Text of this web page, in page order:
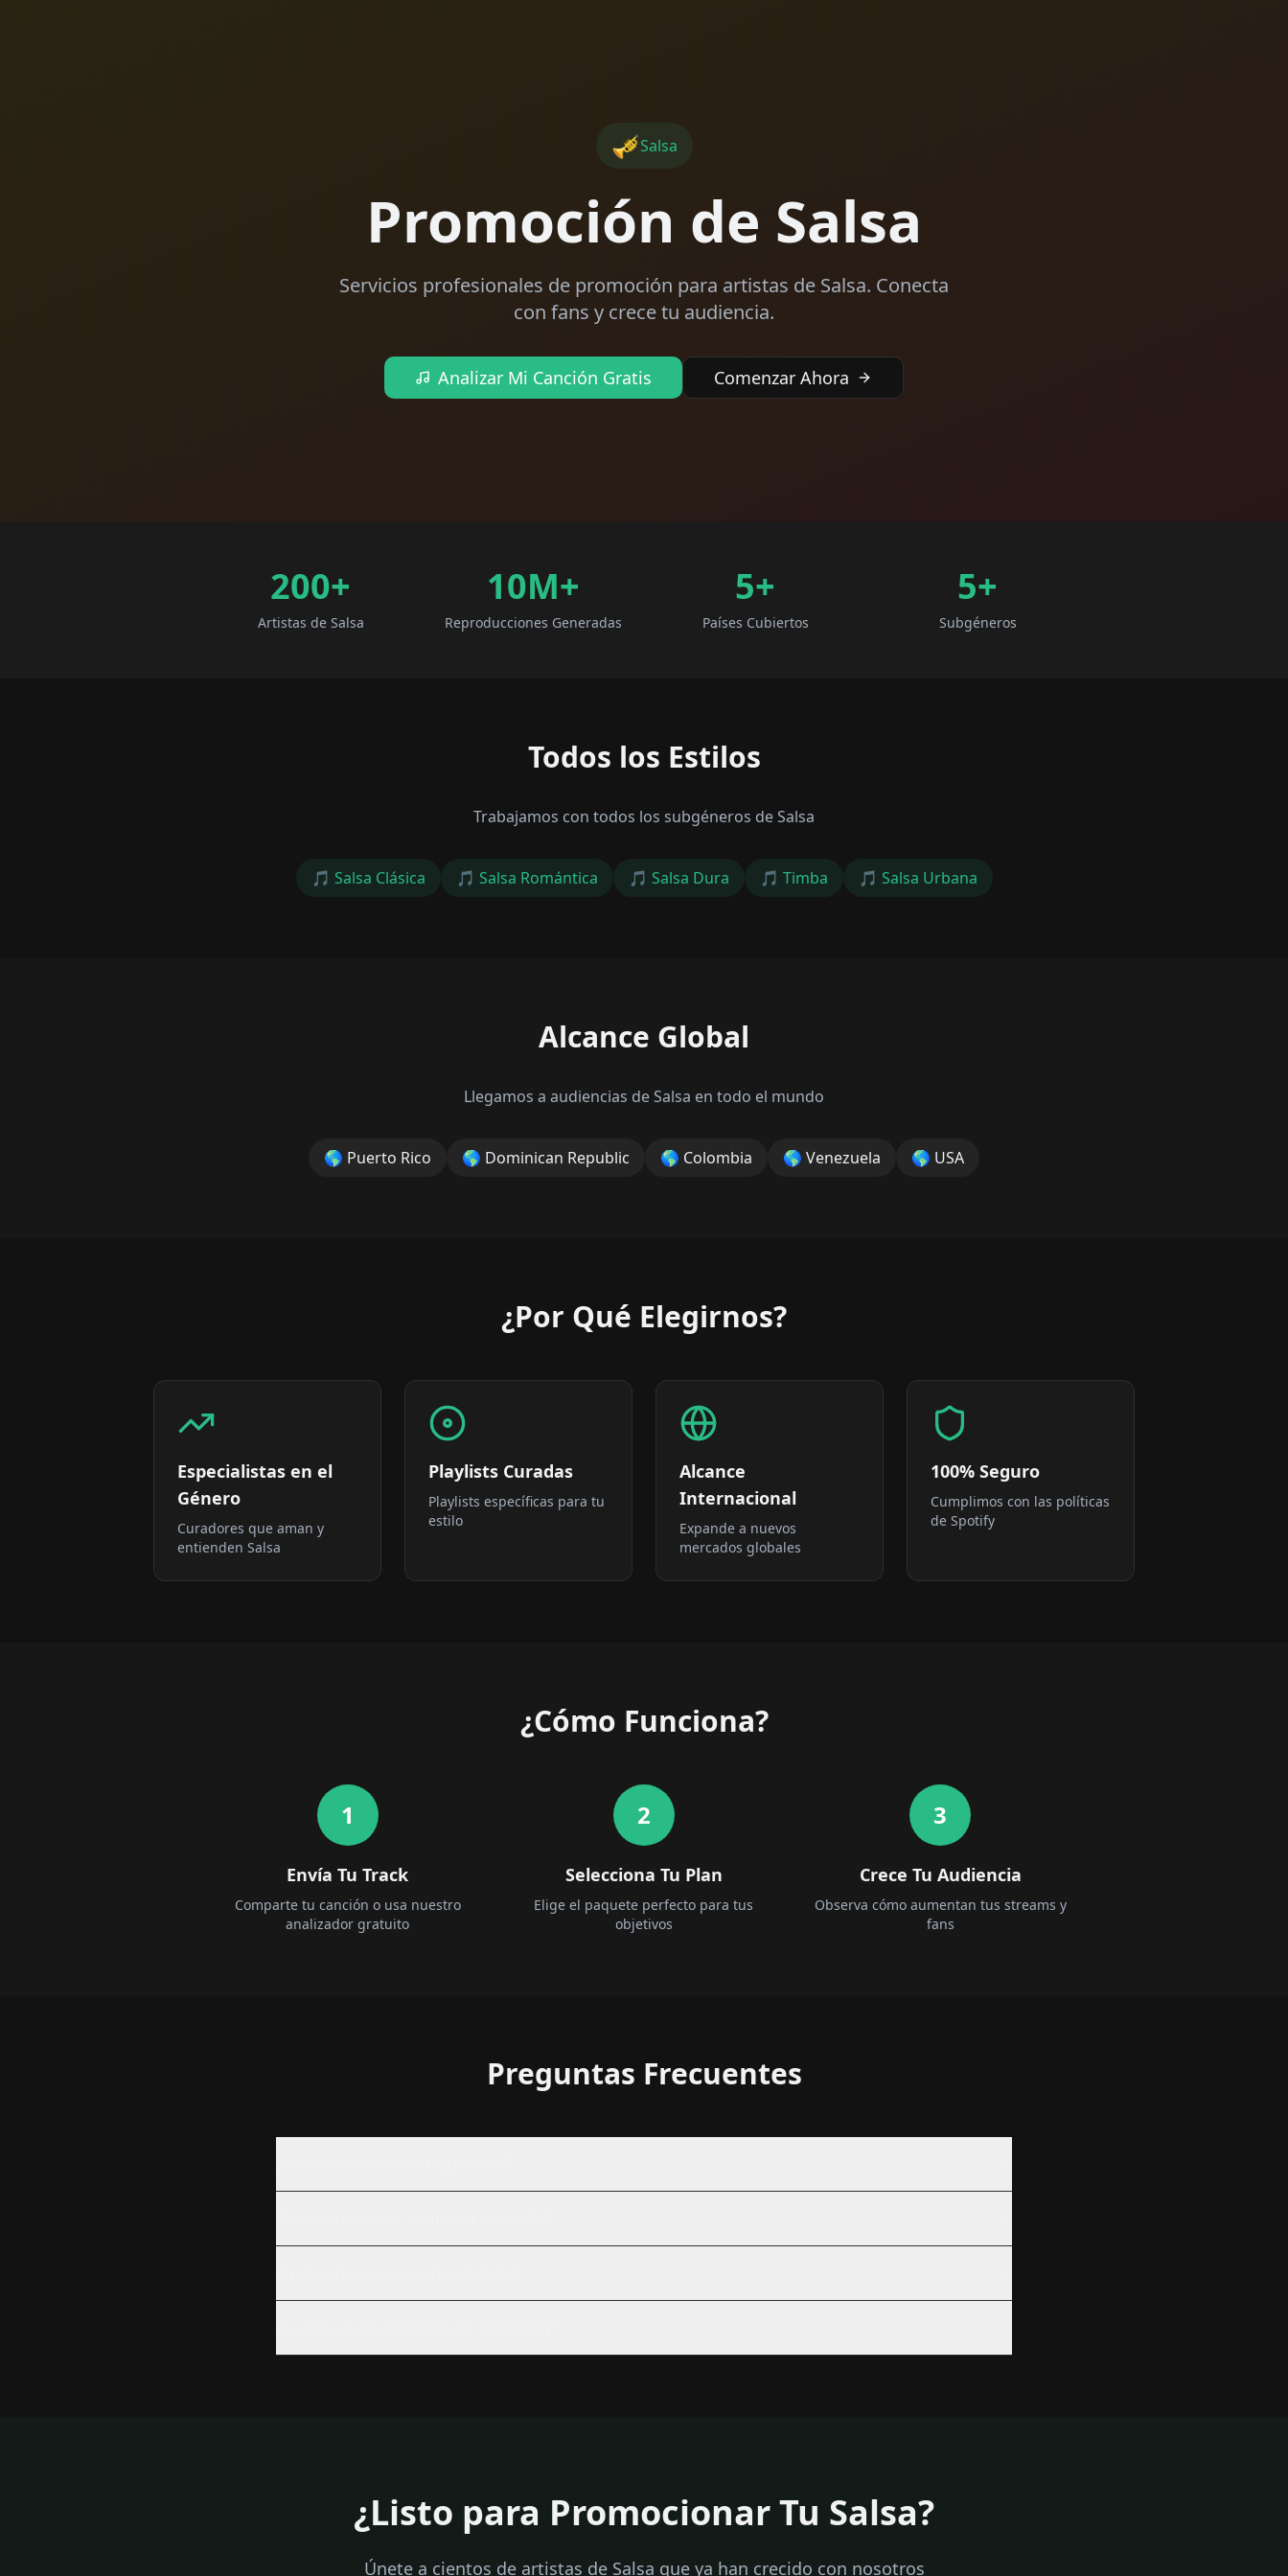
🎺Salsa
Promoción de Salsa
Servicios profesionales de promoción para artistas de Salsa. Conecta
con fans y crece tu audiencia.
Analizar Mi Canción Gratis Comenzar Ahora
200+
Artistas de Salsa
10M+
Reproducciones Generadas
5+
Países Cubiertos
5+
Subgéneros
Todos los Estilos
Trabajamos con todos los subgéneros de Salsa
🎵 Salsa Clásica 🎵 Salsa Romántica 🎵 Salsa Dura 🎵 Timba 🎵 Salsa Urbana
Alcance Global
Llegamos a audiencias de Salsa en todo el mundo
🌎 Puerto Rico 🌎 Dominican Republic 🌎 Colombia 🌎 Venezuela 🌎 USA
¿Por Qué Elegirnos?
Especialistas en el
Género
Curadores que aman y
entienden Salsa
Playlists Curadas
Playlists específicas para tu
estilo
Alcance
Internacional
Expande a nuevos
mercados globales
100% Seguro
Cumplimos con las políticas
de Spotify
¿Cómo Funciona?
1
Envía Tu Track
Comparte tu canción o usa nuestro
analizador gratuito
2
Selecciona Tu Plan
Elige el paquete perfecto para tus
objetivos
3
Crece Tu Audiencia
Observa cómo aumentan tus streams y
fans
Preguntas Frecuentes
¿Listo para Promocionar Tu Salsa?
Únete a cientos de artistas de Salsa que ya han crecido con nosotros